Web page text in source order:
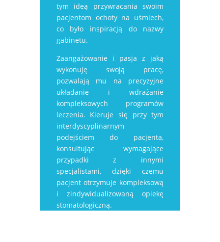
tym ideą przywracania swoim
pacjentom ochoty na uśmiech,
co było inspiracją do nazwy
gabinetu.
Zaangażowanie i pasja z jaką
wykonuję swoją pracę,
pozwalają mu na precyzyjne
układanie i wdrażanie
kompleksowych programów
leczenia. Kieruje się przy tym
interdyscyplinarnym
podejściem do pacjenta,
konsultując wymagające
przypadki z innymi
specjalistami, dzięki czemu
pacjent otrzymuje kompleksową
i zindywidualizowaną opiekę
stomatologiczną.